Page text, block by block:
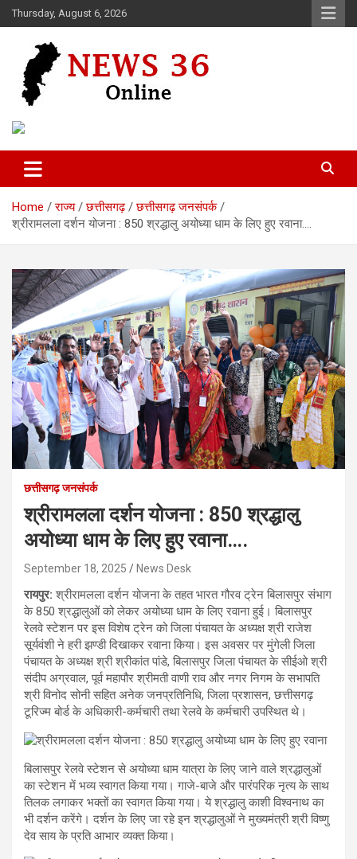
Skip
to
Thursday, August 6, 2026
News 36
Home राज्य छत्तीसगढ़
छत्तीसगढ़ जनसंपर्क
श्रीरामलला दर्शन योजना : 850 श्रद्धालु अयोध्या धाम के लिए हुए रवाना….
छत्तीसगढ़ जनसंपर्क
श्रीरामलला दर्शन योजना : 850 श्रद्धालु
अयोध्या धाम के लिए हुए रवाना….
September 18, 2025 News Desk
रायपुर: श्रीरामलला दर्शन योजना के तहत भारत गौरव ट्रेन बिलासपुर संभाग
के 850 श्रद्धालुओं को लेकर अयोध्या धाम के लिए रवाना हुई। बिलासपुर
रेलवे स्टेशन पर इस विशेष ट्रेन को जिला पंचायत के अध्यक्ष श्री राजेश
सूर्यवंशी ने हरी झण्डी दिखाकर रवाना किया। इस अवसर पर मुंगेली जिला
पंचायत के अध्यक्ष श्री श्रीकांत पांडे, बिलासपुर जिला पंचायत के सीईओ श्री
संदीप अग्रवाल, पूर्व महापौर श्रीमती वाणी राव और नगर निगम के सभापति
श्री विनोद सोनी सहित अनेक जनप्रतिनिधि, जिला प्रशासन, छत्तीसगढ़
टूरिज्म बोर्ड के अधिकारी-कर्मचारी तथा रेलवे के कर्मचारी उपस्थित थे।
बिलासपुर रेलवे स्टेशन से अयोध्या धाम यात्रा के लिए जाने वाले श्रद्धालुओं
का स्टेशन में भव्य स्वागत किया गया। गाजे-बाजे और पारंपरिक नृत्य के साथ
तिलक लगाकर भक्तों का स्वागत किया गया। ये श्रद्धालु काशी विश्वनाथ का
भी दर्शन करेंगे। दर्शन के लिए जा रहे इन श्रद्धालुओं ने मुख्यमंत्री श्री विष्णु
देव साय के प्रति आभार व्यक्त किया।